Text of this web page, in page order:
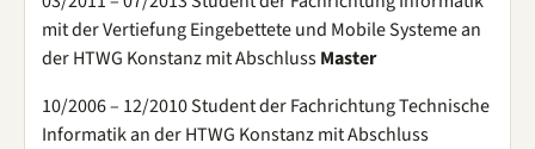
mit der Vertiefung Eingebettete und Mobile Systeme an
der HTWG Konstanz mit AbschlussMaster
10/2006 – 12/2010 Student der Fachrichtung Technische
Informatik an der HTWG Konstanz mit Abschluss